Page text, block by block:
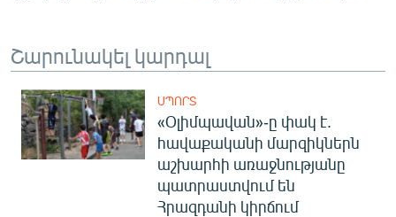
Շարունակել կարդալ
ՍՊՈՐՏ
«Օլիմպավան»-ը փակ է.
հավաքականի մարզիկներն
աշխարհի առաջնությանը
պատրաստվում են
Հրազդանի կիրճում